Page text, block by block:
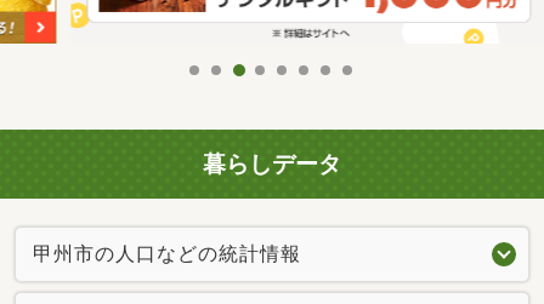
暮らしデータ
甲州市の人口などの統計情報